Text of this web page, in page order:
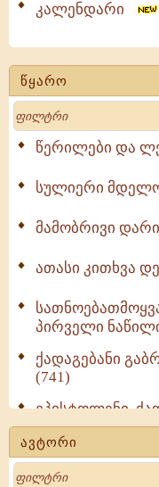
კალენდარი
წყარო
Search
წერილები და
სულიერი მდელო
მამობრივი
ათასი კითხვა
პირველი
ქადაგებანი
(741)
ეპისტოლენი,
(723)
მოძღვრის
მრევლისათვის
ავტორი
Search